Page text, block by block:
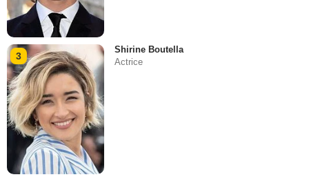
3
Shirine Boutella
Actrice